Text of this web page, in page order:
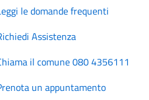
le domande frequenti
Assistenza
il comune 080 4356111
un appuntamento